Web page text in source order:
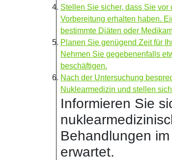
Stellen Sie sicher, dass Sie
Vorbereitung erhalten haben.
bestimmte Diäten oder
Planen Sie genügend Zeit für
Nehmen Sie gegebenenfalls
beschäftigen.
Nach der Untersuchung
Nuklearmedizin und stellen
Informieren Sie
Behandlungen
erwartet.